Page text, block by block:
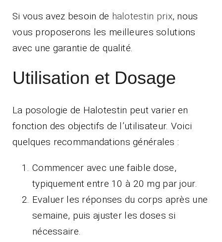
Si vous avez besoin de halotestin prix, nous
vous proposerons les meilleures solutions
avec une garantie de qualité.
Utilisation et Dosage
La posologie de Halotestin peut varier en
fonction des objectifs de l’utilisateur. Voici
quelques recommandations générales :
Commencer avec une faible dose,
typiquement entre 10 à 20 mg par jour.
Evaluer les réponses du corps après une
semaine, puis ajuster les doses si
nécessaire.